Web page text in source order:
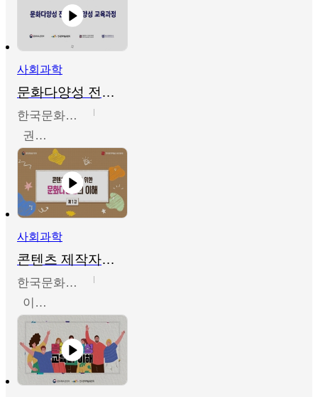
사회과학
문화다양성 전문인력 양성 기본과정 - 문화다양성의 이해
한국문화예술교육진흥원
권숙인 외 8명
사회과학
콘텐츠 제작자를 위한 문화다양성의 이해
한국문화예술교육진흥원
이성민